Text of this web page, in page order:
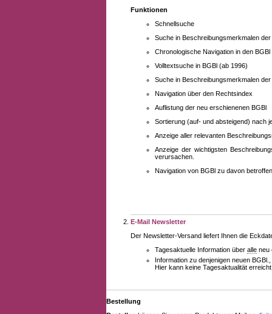
Funktionen
Schnellsuche
Suche in Beschreibungsmerkmalen
Chronologische Navigation in den BGBl
Volltextsuche in BGBl (ab 1996)
Suche in Beschreibungsmerkmalen
Navigation über den Rechtsindex
Auflistung der neu erschienenen BGBl
Sortierung (auf- und absteigend) nach
Anzeige aller relevanten
Anzeige der wichtigsten
verursachen.
Navigation von BGBl zu davon
E-Mail Newsletter
Der Newsletter-Versand liefert Ihnen die
Tagesaktuelle Information über alle neu
Information zu denjenigen neuen
Hier kann keine Tagesaktualität
Bestellung